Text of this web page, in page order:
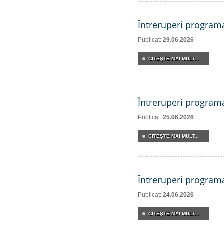
Întreruperi
Publicat: 29.06.2026
CITEŞTE MAI MULT...
Întreruperi
Publicat: 25.06.2026
CITEŞTE MAI MULT...
Întreruperi
Publicat: 24.06.2026
CITEŞTE MAI MULT...